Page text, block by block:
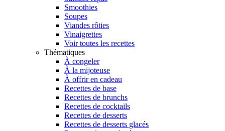
Smoothies
Soupes
Viandes rôties
Vinaigrettes
Voir toutes les recettes
Thématiques
À congeler
À la mijoteuse
À offrir en cadeau
Recettes de base
Recettes de brunchs
Recettes de cocktails
Recettes de desserts
Recettes de desserts glacés